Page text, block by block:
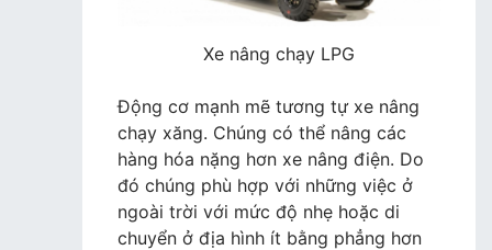
Xe nâng chạy LPG
Động cơ mạnh mẽ tương tự xe nâng
chạy xăng. Chúng có thể nâng các
hàng hóa nặng hơn xe nâng điện. Do
đó chúng phù hợp với những việc ở
ngoài trời với mức độ nhẹ hoặc di
chuyển ở địa hình ít bằng phẳng hơn